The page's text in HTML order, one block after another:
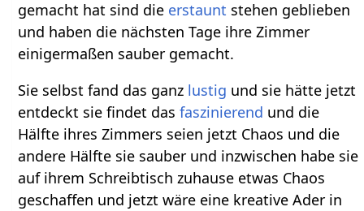
gemacht hat sind die erstaunt stehen geblieben
und haben die nächsten Tage ihre Zimmer
einigermaßen sauber gemacht.
Sie selbst fand das ganz lustig und sie hätte jetzt
entdeckt sie findet dasfaszinierend und die
Hälfte ihres Zimmers seien jetzt Chaos und die
andere Hälfte sie sauber und inzwischen habe sie
auf ihrem Schreibtisch zuhause etwas Chaos
geschaffen und jetzt wäre eine kreative Ader in